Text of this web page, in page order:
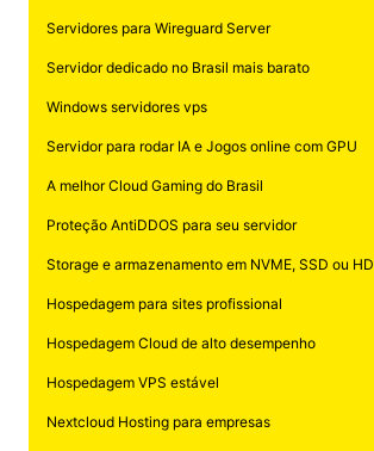
Servidores para Wireguard Server
Servidor dedicado no Brasil mais barato
Windows servidores vps
Servidor para rodar IA e Jogos online com GPU
A melhor Cloud Gaming do Brasil
Proteção AntiDDOS para seu servidor
Storage e armazenamento em NVME, SSD ou HD
Hospedagem para sites profissional
Hospedagem Cloud de alto desempenho
Hospedagem VPS estável
Nextcloud Hosting para empresas